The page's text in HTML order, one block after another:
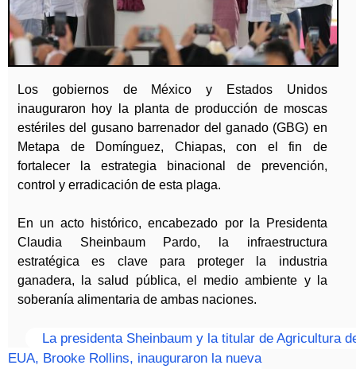
b
ú
s
q
u
e
Los gobiernos de México y Estados Unidos
inauguraron hoy la planta de producción de moscas
estériles del gusano barrenador del ganado (GBG) en
Metapa de Domínguez, Chiapas, con el fin de
fortalecer la estrategia binacional de prevención,
control y erradicación de esta plaga.
En un acto histórico, encabezado por la Presidenta
Claudia Sheinbaum Pardo, la infraestructura
estratégica es clave para proteger la industria
ganadera, la salud pública, el medio ambiente y la
soberanía alimentaria de ambas naciones.
La presidenta Sheinbaum y la titular de Agricultura
EUA, Brooke Rollins, inauguraron la nueva